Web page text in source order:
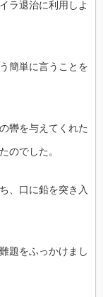
ラ退治に利用しよ
簡単に言うことを
轡を与えてくれた
のでした。
、口に鉛を突き入
題をふっかけまし